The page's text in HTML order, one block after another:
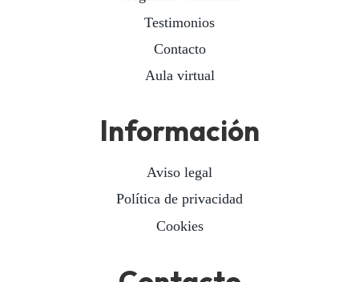
Testimonios
Contacto
Aula virtual
Información
Aviso legal
Política de privacidad
Cookies